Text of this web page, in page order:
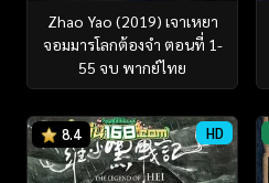
Zhao Yao (2019) เจาเหยา
จอมมารโลกต้องจำ ตอนที่ 1-
55 จบ พากย์ไทย
8.4 HD